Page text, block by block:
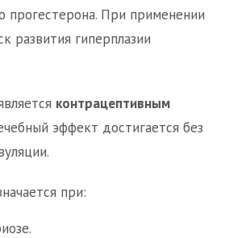
прогестерона. При применении
развития гиперплазии
контрацептивным
эффект достигается без
при: